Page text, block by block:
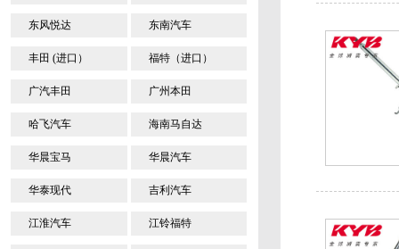
东风悦达 东南汽车
丰田 (进口） 福特（进口）
广汽丰田 广州本田
哈飞汽车 海南马自达
华晨宝马 华晨汽车
华泰现代 吉利汽车
江淮汽车 江铃福特